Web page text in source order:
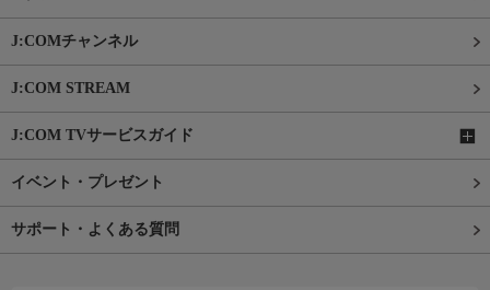
J:COMチャンネル
J:COM STREAM
J:COM TVサービスガイド
イベント・プレゼント
サポート・よくある質問